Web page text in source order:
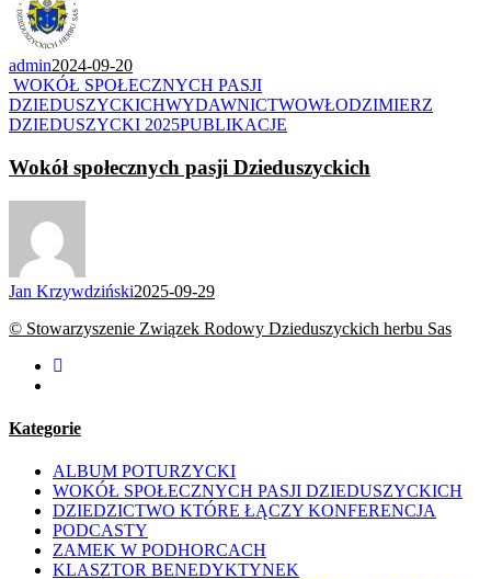
admin2024-09-20
WOKÓŁ SPOŁECZNYCH PASJI
DZIEDUSZYCKICHWYDAWNICTWOWŁODZIMIERZ
DZIEDUSZYCKI 2025PUBLIKACJE
Wokół społecznych pasji Dzieduszyckich
Jan Krzywdziński2025-09-29
© Stowarzyszenie Związek Rodowy Dzieduszyckich herbu Sas
facebook
Kategorie
ALBUM POTURZYCKI
WOKÓŁ SPOŁECZNYCH PASJI DZIEDUSZYCKICH
DZIEDZICTWO KTÓRE ŁĄCZY KONFERENCJA
PODCASTY
ZAMEK W PODHORCACH
KLASZTOR BENEDYKTYNEK